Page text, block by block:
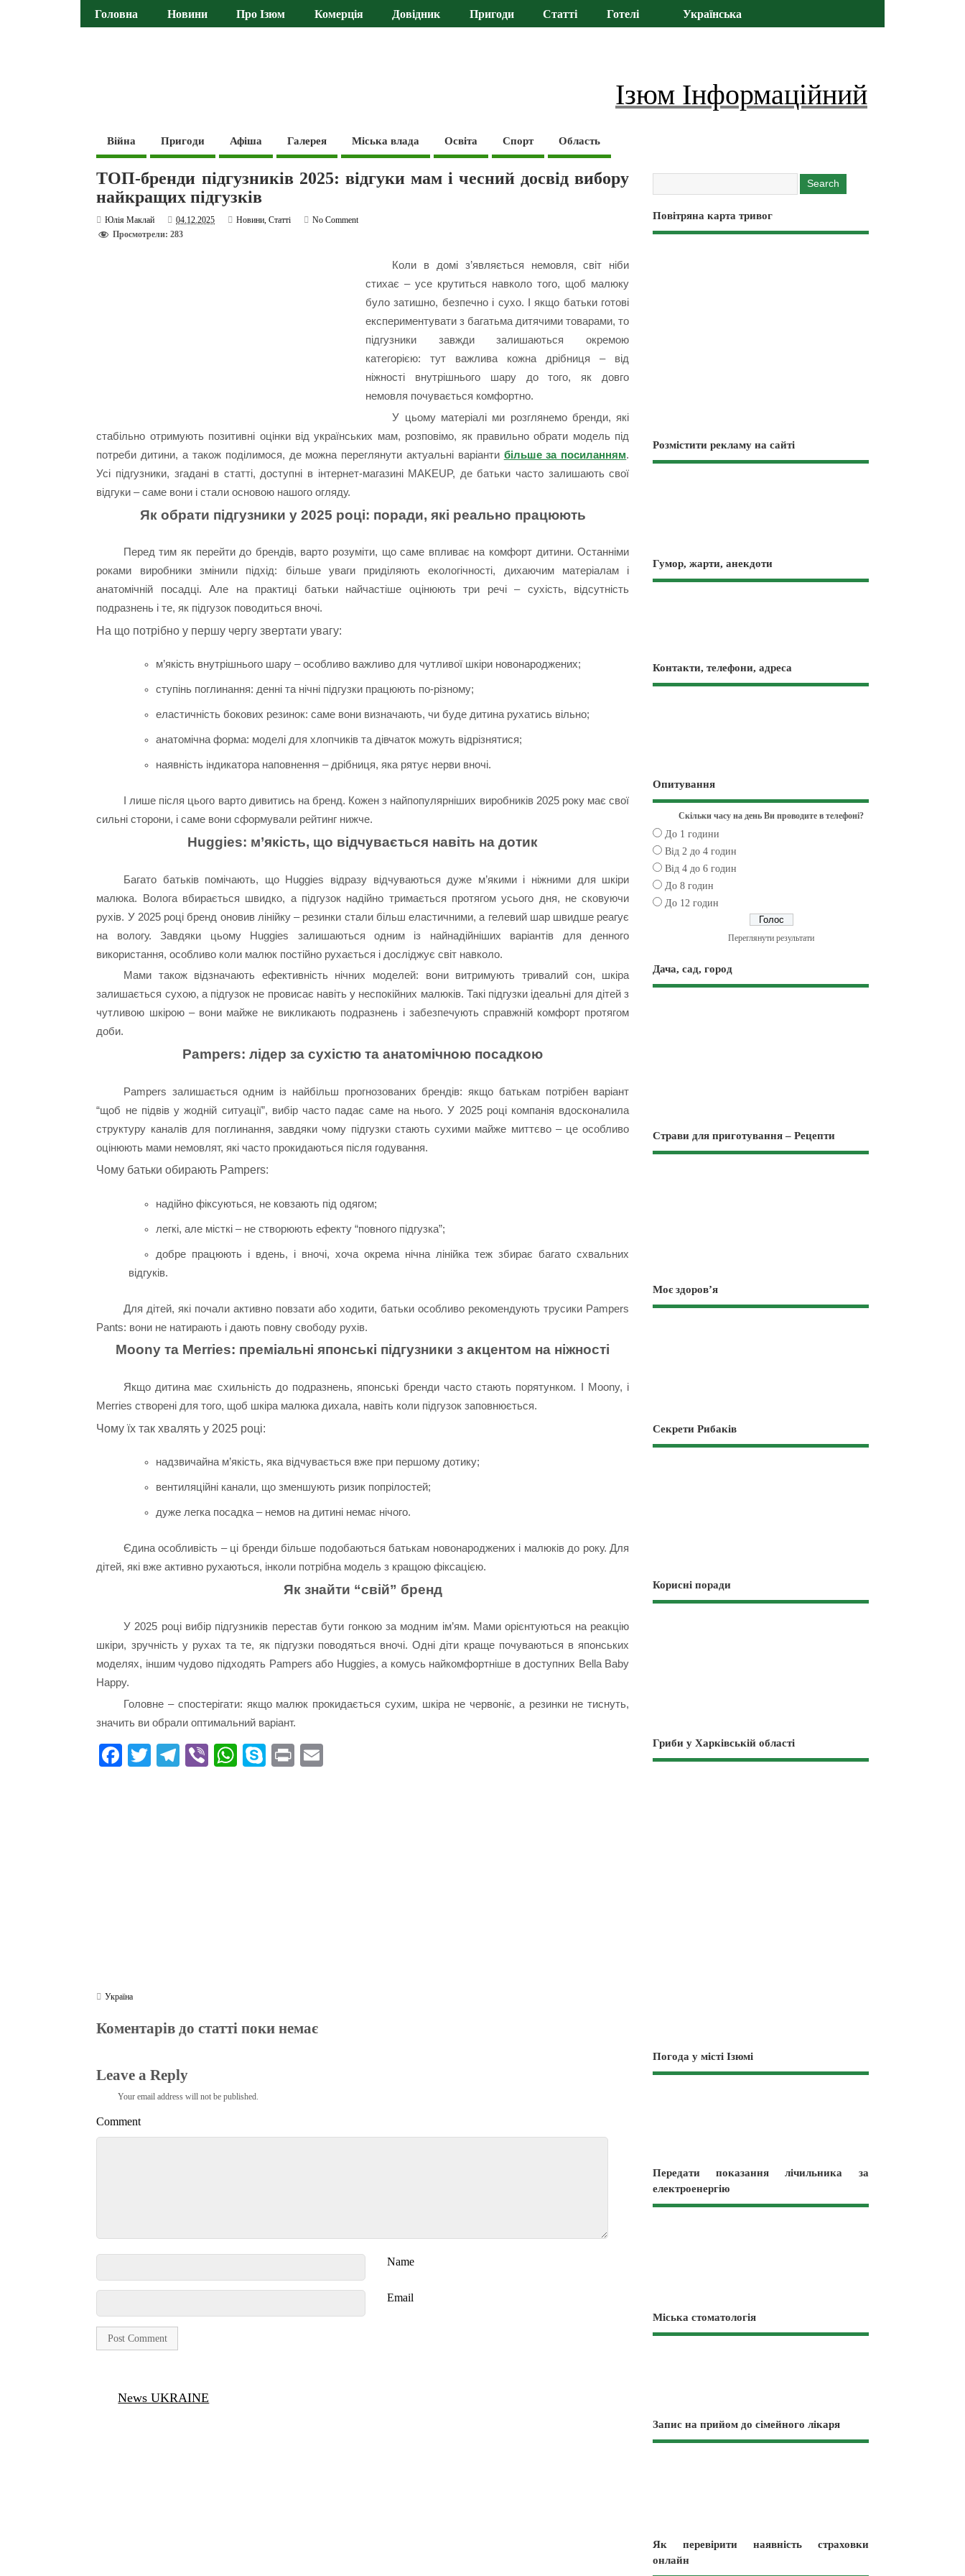
Головна Новини Про Ізюм Комерція Довідник Пригоди Статті Готелі Українська
Ізюм Інформаційний
Війна Пригоди Афіша Галерея Міська влада Освіта Спорт Область
ТОП-бренди підгузників 2025: відгуки мам і чесний досвід вибору
найкращих підгузків
Юлія Маклай 04.12.2025 Новини,Статті
No Comment
Просмотрели: 283
Коли в домі з’являється немовля, світ ніби
стихає – усе крутиться навколо того, щоб малюку
було затишно, безпечно і сухо. І якщо батьки готові
експериментувати з багатьма дитячими товарами, то
підгузники завжди залишаються окремою
категорією: тут важлива кожна дрібниця – від
ніжності внутрішнього шару до того, як довго
немовля почувається комфортно.
У цьому матеріалі ми розглянемо бренди, які
стабільно отримують позитивні оцінки від українських мам, розповімо, як правильно обрати модель під
потреби дитини, а також поділимося, де можна переглянути актуальні варіанти більше за посиланням.
Усі підгузники, згадані в статті, доступні в інтернет-магазині MAKEUP, де батьки часто залишають свої
відгуки – саме вони і стали основою нашого огляду.
Як обрати підгузники у 2025 році: поради, які реально працюють
Перед тим як перейти до брендів, варто розуміти, що саме впливає на комфорт дитини. Останніми
роками виробники змінили підхід: більше уваги приділяють екологічності, дихаючим матеріалам і
анатомічній посадці. Але на практиці батьки найчастіше оцінюють три речі – сухість, відсутність
подразнень і те, як підгузок поводиться вночі.
На що потрібно у першу чергу звертати увагу:
м’якість внутрішнього шару – особливо важливо для чутливої шкіри новонароджених;
ступінь поглинання: денні та нічні підгузки працюють по-різному;
еластичність бокових резинок: саме вони визначають, чи буде дитина рухатись вільно;
анатомічна форма: моделі для хлопчиків та дівчаток можуть відрізнятися;
наявність індикатора наповнення – дрібниця, яка рятує нерви вночі.
І лише після цього варто дивитись на бренд. Кожен з найпопулярніших виробників 2025 року має свої
сильні сторони, і саме вони сформували рейтинг нижче.
Huggies: м’якість, що відчувається навіть на дотик
Багато батьків помічають, що Huggies відразу відчуваються дуже м’якими і ніжними для шкіри
малюка. Волога вбирається швидко, а підгузок надійно тримається протягом усього дня, не сковуючи
рухів. У 2025 році бренд оновив лінійку – резинки стали більш еластичними, а гелевий шар швидше реагує
на вологу. Завдяки цьому Huggies залишаються одним із найнадійніших варіантів для денного
використання, особливо коли малюк постійно рухається і досліджує світ навколо.
Мами також відзначають ефективність нічних моделей: вони витримують тривалий сон, шкіра
залишається сухою, а підгузок не провисає навіть у неспокійних малюків. Такі підгузки ідеальні для дітей з
чутливою шкірою – вони майже не викликають подразнень і забезпечують справжній комфорт протягом
доби.
Pampers: лідер за сухістю та анатомічною посадкою
Pampers залишається одним із найбільш прогнозованих брендів: якщо батькам потрібен варіант
“щоб не підвів у жодній ситуації”, вибір часто падає саме на нього. У 2025 році компанія вдосконалила
структуру каналів для поглинання, завдяки чому підгузки стають сухими майже миттєво – це особливо
оцінюють мами немовлят, які часто прокидаються після годування.
Чому батьки обирають Pampers:
надійно фіксуються, не ковзають під одягом;
легкі, але місткі – не створюють ефекту “повного підгузка”;
добре працюють і вдень, і вночі, хоча окрема нічна лінійка теж збирає багато схвальних
відгуків.
Для дітей, які почали активно повзати або ходити, батьки особливо рекомендують трусики Pampers
Pants: вони не натирають і дають повну свободу рухів.
Moony та Merries: преміальні японські підгузники з акцентом на ніжності
Якщо дитина має схильність до подразнень, японські бренди часто стають порятунком. І Moony, і
Merries створені для того, щоб шкіра малюка дихала, навіть коли підгузок заповнюється.
Чому їх так хвалять у 2025 році:
надзвичайна м’якість, яка відчувається вже при першому дотику;
вентиляційні канали, що зменшують ризик попрілостей;
дуже легка посадка – немов на дитині немає нічого.
Єдина особливість – ці бренди більше подобаються батькам новонароджених і малюків до року. Для
дітей, які вже активно рухаються, інколи потрібна модель з кращою фіксацією.
Як знайти “свій” бренд
У 2025 році вибір підгузників перестав бути гонкою за модним ім’ям. Мами орієнтуються на реакцію
шкіри, зручність у рухах та те, як підгузки поводяться вночі. Одні діти краще почуваються в японських
моделях, іншим чудово підходять Pampers або Huggies, а комусь найкомфортніше в доступних Bella Baby
Happy.
Головне – спостерігати: якщо малюк прокидається сухим, шкіра не червоніє, а резинки не тиснуть,
значить ви обрали оптимальний варіант.
Fa T
Te Vi
W
S
Pr
Україна
Коментарів до статті поки немає
Leave a Reply
Your email address will not be published.
Comment
Name
Email
News UKRAINE
Повітряна карта тривог
Розмістити рекламу на сайті
Гумор, жарти, анекдоти
Контакти, телефони, адреса
Опитування
Скільки часу на день Ви проводите в телефоні?
До 1 години
Від 2 до 4 годин
Від 4 до 6 годин
До 8 годин
До 12 годин
Переглянути результати
Дача, сад, город
Страви для приготування – Рецепти
Моє здоров’я
Секрети Рибаків
Корисні поради
Гриби у Харківській області
Погода у місті Ізюмі
Передати показання лічильника за
електроенергію
Міська стоматологія
Запис на прийом до сімейного лікаря
Як перевірити наявність страховки
онлайн